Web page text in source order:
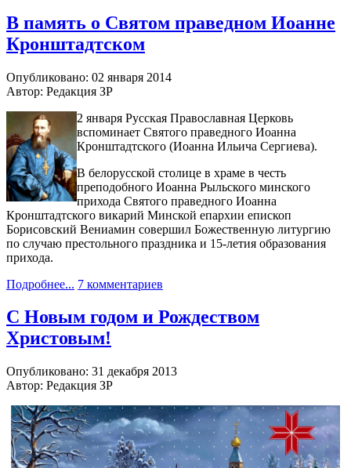
В память о Святом праведном Иоанне
Кронштадтском
Опубликовано: 02 января 2014
Автор: Редакция ЗР
2 января Русская Православная Церковь
вспоминает Святого праведного Иоанна
Кронштадтского (Иоанна Ильича Сергиева).
В белорусской столице в храме в честь
преподобного Иоанна Рыльского минского
прихода Святого праведного Иоанна
Кронштадтского викарий Минской епархии епископ
Борисовский Вениамин совершил Божественную литургию
по случаю престольного праздника и 15-летия образования
прихода.
Подробнее... 7 комментариев
С Новым годом и Рождеством
Христовым!
Опубликовано: 31 декабря 2013
Автор: Редакция ЗР